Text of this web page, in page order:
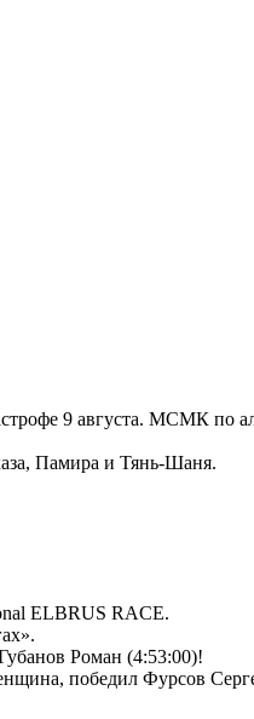
9 августа. МСМК по
Памира и Тянь-Шаня.
ELBRUS RACE.
Роман (4:53:00)!
победил Фурсов